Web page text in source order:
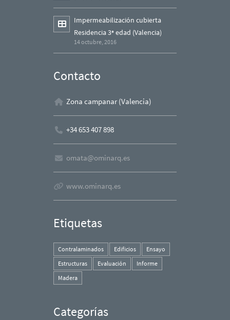
Impermeabilización cubierta
Residencia 3ª edad (Valencia)
14 octubre, 2016
Contacto
Zona campanar (Valencia)
+34 653 407 898
omata@ominarq.es
www.ominarq.es
Etiquetas
Contralaminados Edificios
Ensayo
Estructuras
Evaluación
Informe
Madera
Categorías